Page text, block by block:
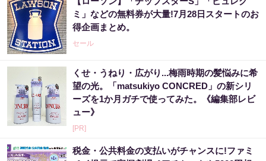
ミ」などの無料券が大量!7月28日スタートのお
得企画まとめ。
セール
くせ・うねり・広がり...梅雨時期の髪悩みに希
望の光。「matsukiyo CONCRED」の新シリ
ーズを1か月ガチで使ってみた。《編集部レビ
ュー》
[PR]
税金・公共料金の支払いがチャンスに!ファミ